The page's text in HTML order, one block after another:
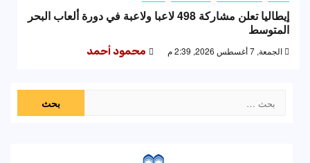
إيطاليا تعلن مشاركة 498 لاعبا ولاعبة في دورة ألعاب البحر
المتوسط
الجمعة, 7 أغسطس 2026, 2:39 م محمود أحمد
عن: